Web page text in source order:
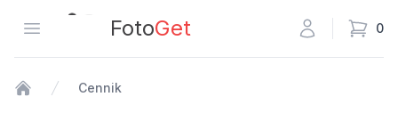
Otwórz menu
FotogetFotoGet 0
Cennik